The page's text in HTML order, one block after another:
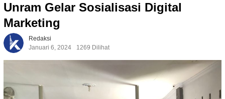
Unram Gelar Sosialisasi Digital
Marketing
Redaksi
Januari 6, 2024
1269 Dilihat